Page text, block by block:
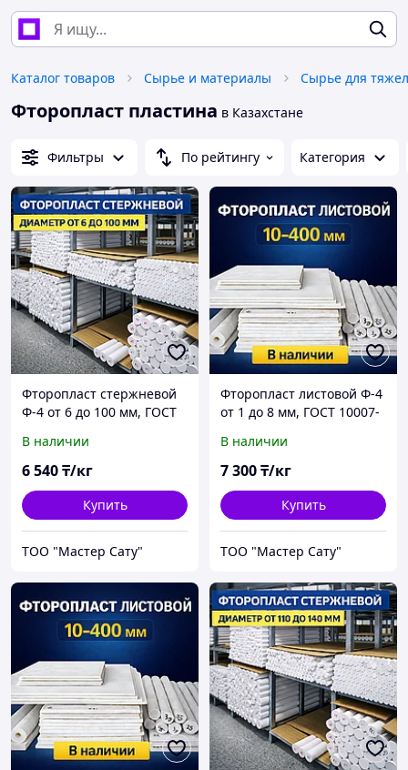
Каталог товаров Сырье и материалы
Фторопласт пластина в Казахстане
Фильтры По рейтингу Категория
Фторопласт стержневой
Ф-4 от 6 до 100 мм, ГОСТ
В наличии
6 540₸/кг
Купить
ТОО "Мастер Сату"
Фторопласт листовой Ф-4
от 1 до 8 мм, ГОСТ 10007-
В наличии
7 300₸/кг
Купить
ТОО "Мастер Сату"